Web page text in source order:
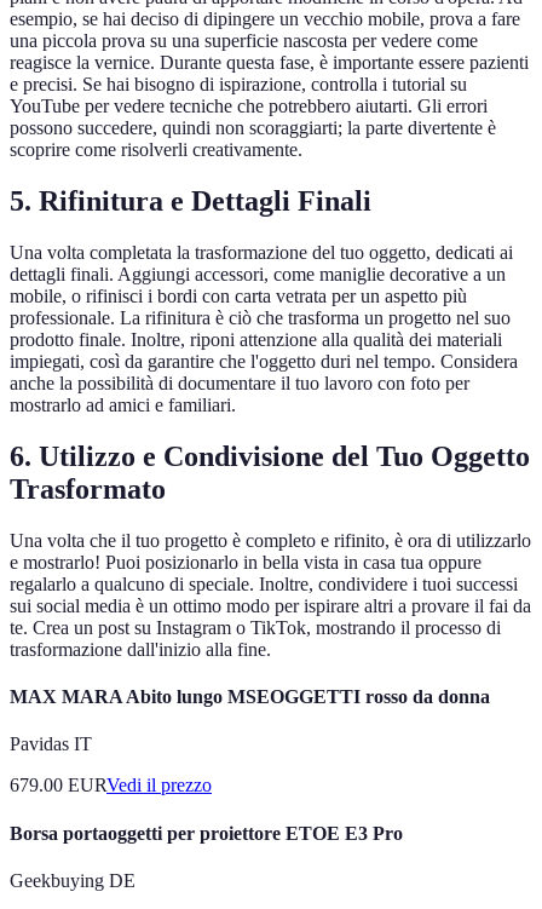
esempio, se hai deciso di dipingere un vecchio mobile, prova a fare
una piccola prova su una superficie nascosta per vedere come
reagisce la vernice. Durante questa fase, è importante essere pazienti
e precisi. Se hai bisogno di ispirazione, controlla i tutorial su
YouTube per vedere tecniche che potrebbero aiutarti. Gli errori
possono succedere, quindi non scoraggiarti; la parte divertente è
scoprire come risolverli creativamente.
5. Rifinitura e Dettagli Finali
Una volta completata la trasformazione del tuo oggetto, dedicati ai
dettagli finali. Aggiungi accessori, come maniglie decorative a un
mobile, o rifinisci i bordi con carta vetrata per un aspetto più
professionale. La rifinitura è ciò che trasforma un progetto nel suo
prodotto finale. Inoltre, riponi attenzione alla qualità dei materiali
impiegati, così da garantire che l'oggetto duri nel tempo. Considera
anche la possibilità di documentare il tuo lavoro con foto per
mostrarlo ad amici e familiari.
6. Utilizzo e Condivisione del Tuo Oggetto
Trasformato
Una volta che il tuo progetto è completo e rifinito, è ora di utilizzarlo
e mostrarlo! Puoi posizionarlo in bella vista in casa tua oppure
regalarlo a qualcuno di speciale. Inoltre, condividere i tuoi successi
sui social media è un ottimo modo per ispirare altri a provare il fai da
te. Crea un post su Instagram o TikTok, mostrando il processo di
trasformazione dall'inizio alla fine.
MAX MARA Abito lungo MSEOGGETTI rosso da donna
Pavidas IT
679.00 EURVedi il prezzo
Borsa portaoggetti per proiettore ETOE E3 Pro
Geekbuying DE